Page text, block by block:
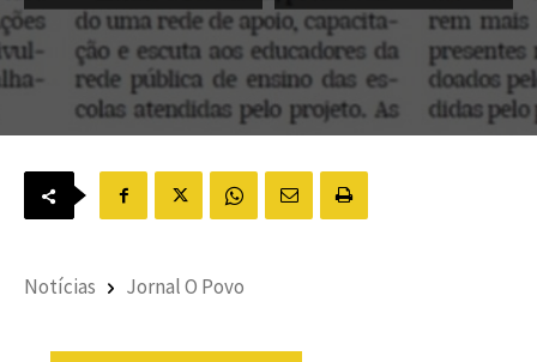
Notícias Jornal O Povo